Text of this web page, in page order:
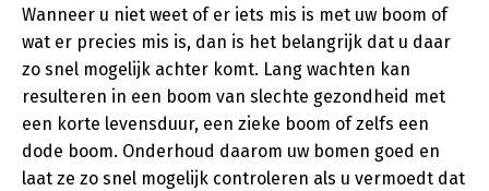
Wanneer u niet weet of er iets mis is met uw boom of
wat er precies mis is, dan is het belangrijk dat u daar
zo snel mogelijk achter komt. Lang wachten kan
resulteren in een boom van slechte gezondheid met
een korte levensduur, een zieke boom of zelfs een
dode boom. Onderhoud daarom uw bomen goed en
laat ze zo snel mogelijk controleren als u vermoedt dat